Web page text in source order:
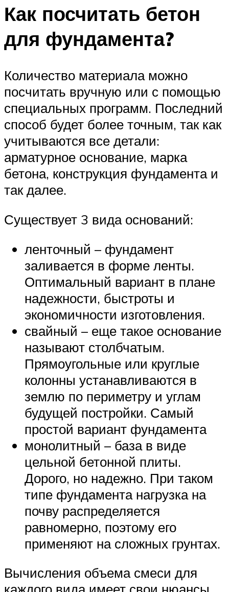
Как посчитать бетон
для фундамента?
Количество материала можно
посчитать вручную или с помощью
специальных программ. Последний
способ будет более точным, так как
учитываются все детали:
арматурное основание, марка
бетона, конструкция фундамента и
так далее.
Существует 3 вида оснований:
ленточный – фундамент
заливается в форме ленты.
Оптимальный вариант в плане
надежности, быстроты и
экономичности изготовления.
свайный – еще такое основание
называют столбчатым.
Прямоугольные или круглые
колонны устанавливаются в
землю по периметру и углам
будущей постройки. Самый
простой вариант фундамента
монолитный – база в виде
цельной бетонной плиты.
Дорого, но надежно. При таком
типе фундамента нагрузка на
почву распределяется
равномерно, поэтому его
применяют на сложных грунтах.
Вычисления объема смеси для